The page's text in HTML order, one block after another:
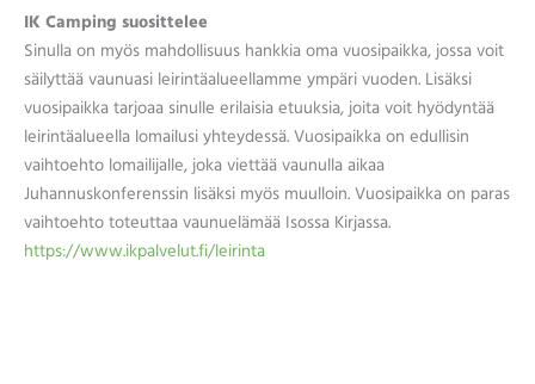
IK Camping suosittelee
Sinulla on myös mahdollisuus hankkia oma vuosipaikka, jossa voit
säilyttää vaunuasi leirintäalueellamme ympäri vuoden. Lisäksi
vuosipaikka tarjoaa sinulle erilaisia etuuksia, joita voit hyödyntää
leirintäalueella lomailusi yhteydessä. Vuosipaikka on edullisin
vaihtoehto lomailijalle, joka viettää vaunulla aikaa
Juhannuskonferenssin lisäksi myös muulloin. Vuosipaikka on paras
vaihtoehto toteuttaa vaunuelämää Isossa Kirjassa.
https://www.ikpalvelut.fi/leirinta